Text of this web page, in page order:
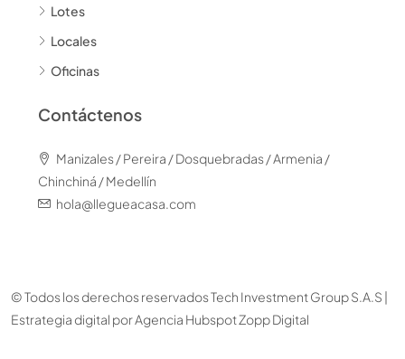
Lotes
Locales
Oficinas
Contáctenos
Manizales / Pereira / Dosquebradas / Armenia /
Chinchiná / Medellín
hola@llegueacasa.com
© Todos los derechos reservados Tech Investment Group S.A.S |
Estrategia digital porAgencia Hubspot Zopp Digital